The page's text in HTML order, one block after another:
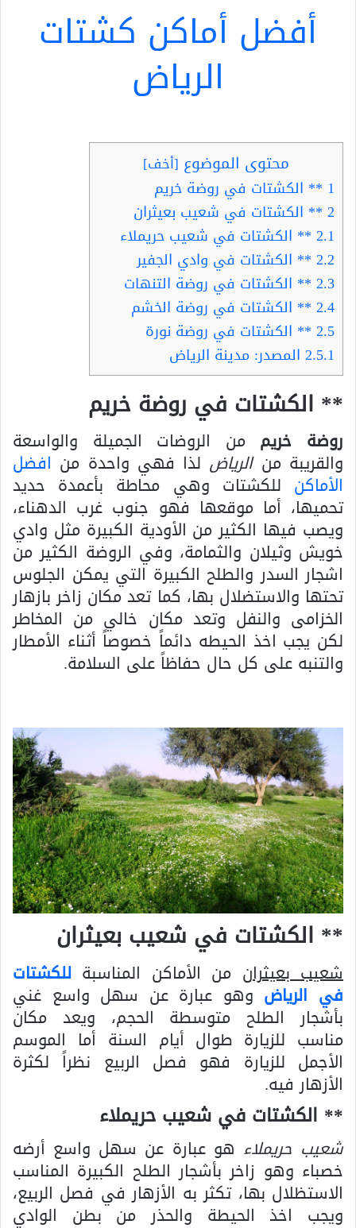
أفضل أماكن كشتات
الرياض
محتوى الموضوع [أخف]
1 ** الكشتات في روضة خريم
2 ** الكشتات في شعيب بعيثران
2.1 ** الكشتات في شعيب حريملاء
2.2 ** الكشتات في وادي الجفير
2.3 ** الكشتات في روضة التنهات
2.4 ** الكشتات في روضة الخشم
2.5 ** الكشتات في روضة نورة
2.5.1 المصدر: مدينة الرياض
** الكشتات في روضة خريم
روضة خريم من الروضات الجميلة والواسعة
والقريبة منالرياض لذا فهي واحدة من افضل
الأماكن للكشتات وهي محاطة بأعمدة حديد
تحميها، أما موقعها فهو جنوب غرب الدهناء،
ويصب فيها الكثير من الأودية الكبيرة مثل وادي
خويش وثيلان والثمامة، وفي الروضة الكثير من
اشجار السدر والطلح الكبيرة التي يمكن الجلوس
تحتها والاستضلال بها، كما تعد مكان زاخر بازهار
الخزامى والنفل وتعد مكان خالي من المخاطر
لكن يجب اخذ الحيطه دائماً خصوصاً أثناء الأمطار
والتنبه على كل حال حفاظاً على السلامة.
** الكشتات في شعيب بعيثران
شعيب بعيثران من الأماكن المناسبة للكشتات
في الرياض وهو عبارة عن سهل واسع غني
بأشجار الطلح متوسطة الحجم، ويعد مكان
مناسب للزيارة طوال أيام السنة أما الموسم
الأجمل للزيارة فهو فصل الربيع نظراً لكثرة
الأزهار فيه.
** الكشتات في شعيب حريملاء
شعيب حريملاء هو عبارة عن سهل واسع أرضه
خصباء وهو زاخر بأشجار الطلح الكبيرة المناسب
الاستظلال بها، تكثر به الأزهار في فصل الربيع،
ويجب اخذ الحيطة والحذر من بطن الوادي